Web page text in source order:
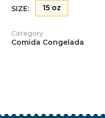
SIZE: 15 oz
Category
Comida Congelada